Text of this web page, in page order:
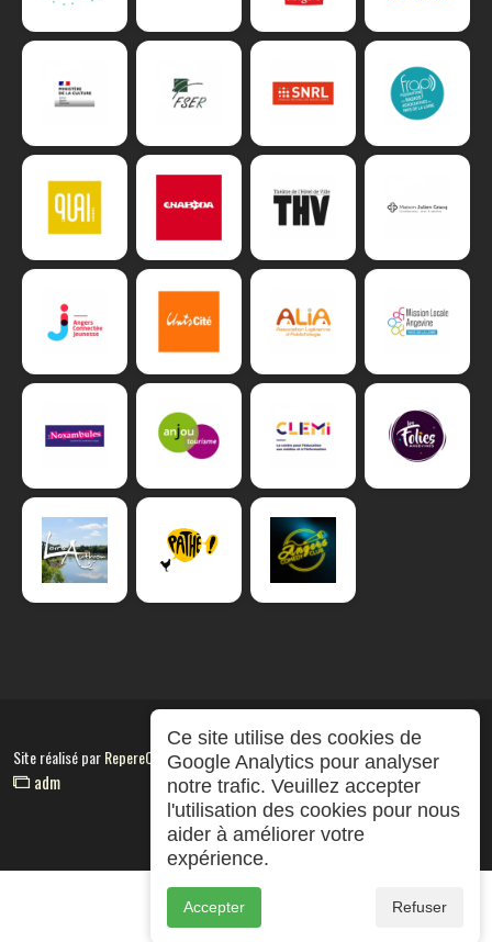
Site réalisé parRepereCom
adm
Ce site utilise des cookies de
Google Analytics pour analyser
notre trafic. Veuillez accepter
l'utilisation des cookies pour nous
aider à améliorer votre
expérience.
Accepter Refuser